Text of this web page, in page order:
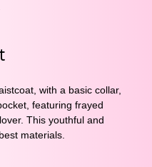
with a basic collar,
featuring frayed
This youthful and
materials.